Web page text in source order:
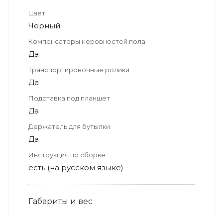
Цвет
Черный
Компенсаторы неровностей пола
Да
Транспортировочные ролики
Да
Подставка под планшет
Да
Держатель для бутылки
Да
Инструкция по сборке
есть (на русском языке)
Габариты и вес